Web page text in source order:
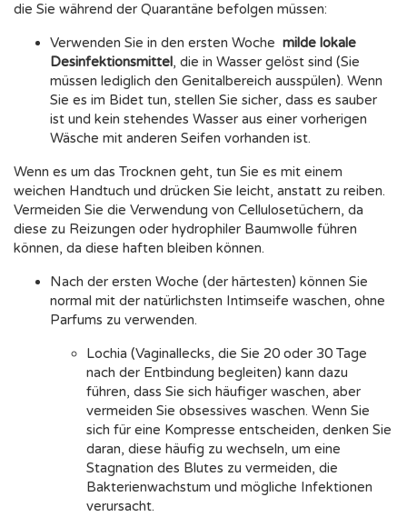
die Sie während der Quarantäne befolgen müssen:
Verwenden Sie in den ersten Woche milde lokale
Desinfektionsmittel, die in Wasser gelöst sind (Sie
müssen lediglich den Genitalbereich ausspülen). Wenn
Sie es im Bidet tun, stellen Sie sicher, dass es sauber
ist und kein stehendes Wasser aus einer vorherigen
Wäsche mit anderen Seifen vorhanden ist.
Wenn es um das Trocknen geht, tun Sie es mit einem
weichen Handtuch und drücken Sie leicht, anstatt zu reiben.
Vermeiden Sie die Verwendung von Cellulosetüchern, da
diese zu Reizungen oder hydrophiler Baumwolle führen
können, da diese haften bleiben können.
Nach der ersten Woche (der härtesten) können Sie
normal mit der natürlichsten Intimseife waschen, ohne
Parfums zu verwenden.
Lochia (Vaginallecks, die Sie 20 oder 30 Tage
nach der Entbindung begleiten) kann dazu
führen, dass Sie sich häufiger waschen, aber
vermeiden Sie obsessives waschen. Wenn Sie
sich für eine Kompresse entscheiden, denken Sie
daran, diese häufig zu wechseln, um eine
Stagnation des Blutes zu vermeiden, die
Bakterienwachstum und mögliche Infektionen
verursacht.